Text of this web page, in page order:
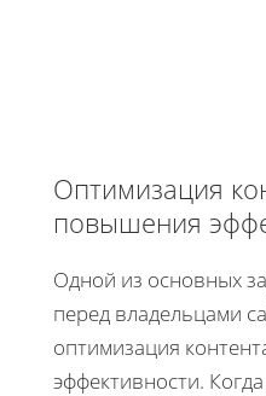
Оптимизация
повышения
Одной из основных
перед владельцами
оптимизация
эффективности.